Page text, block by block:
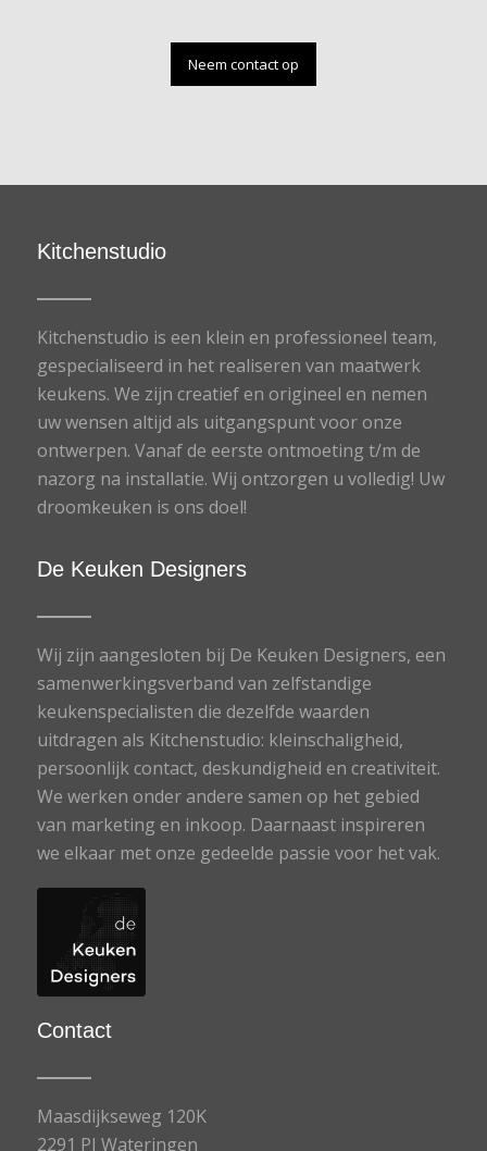
Neem contact op
Kitchenstudio
Kitchenstudio is een klein en professioneel team,
gespecialiseerd in het realiseren van maatwerk
keukens. We zijn creatief en origineel en nemen
uw wensen altijd als uitgangspunt voor onze
ontwerpen. Vanaf de eerste ontmoeting t/m de
nazorg na installatie. Wij ontzorgen u volledig! Uw
droomkeuken is ons doel!
De Keuken Designers
Wij zijn aangesloten bij De Keuken Designers, een
samenwerkingsverband van zelfstandige
keukenspecialisten die dezelfde waarden
uitdragen als Kitchenstudio: kleinschaligheid,
persoonlijk contact, deskundigheid en creativiteit.
We werken onder andere samen op het gebied
van marketing en inkoop. Daarnaast inspireren
we elkaar met onze gedeelde passie voor het vak.
Contact
Maasdijkseweg 120K
2291 PJ Wateringen